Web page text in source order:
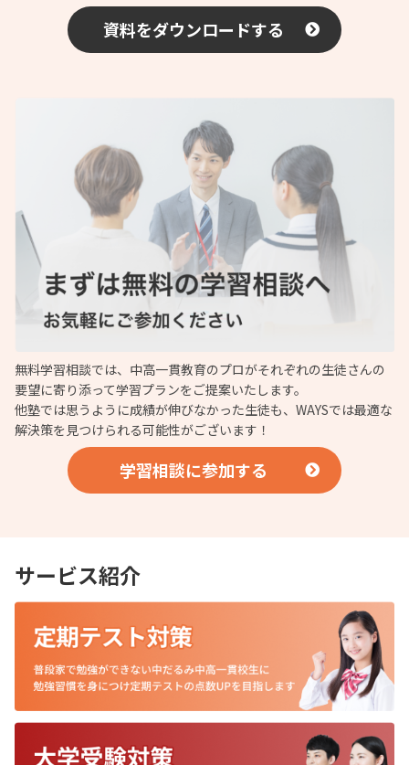
資料をダウンロードする
無料学習相談では、中高一貫教育のプロがそれぞれの生徒さんの
要望に寄り添って学習プランをご提案いたします。
他塾では思うように成績が伸びなかった生徒も、WAYSでは最適な
解決策を見つけられる可能性がございます！
学習相談に参加する
サービス紹介